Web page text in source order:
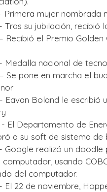
Primera mujer nombrada
Tras su jubilación, recibió
Recibió el Premio
Medalla nacional de
Se pone en marcha el
Eavan Boland le escribió
El Departamento de
a su soft de sistema de
Google realizó un
computador, usando
del computador.​
El 22 de noviembre,